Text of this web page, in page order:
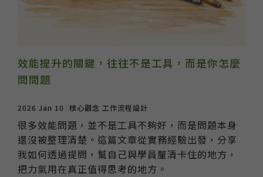
效能提升的關鍵，往往不是工具，而是你怎麼
問問題
2026 Jan 10 核心觀念 工作流程設計
很多效能問題，並不是工具不夠好，而是問題本身
還沒被整理清楚。這篇文章從實務經驗出發，分享
我如何透過提問，幫自己與學員釐清卡住的地方，
把力氣用在真正值得思考的地方。